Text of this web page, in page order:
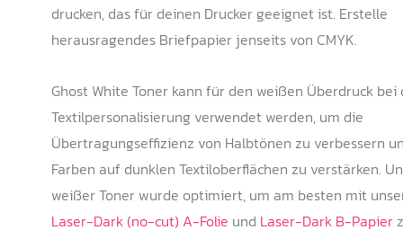
drucken, das für deinen Drucker geeignet ist. Erstelle
herausragendes Briefpapier jenseits von CMYK.
Ghost White Toner kann für den weißen Überdruck bei
Textilpersonalisierung verwendet werden, um die
Übertragungseffizienz von Halbtönen zu verbessern
Farben auf dunklen Textiloberflächen zu verstärken.
weißer Toner wurde optimiert, um am besten mit
Laser-Dark (no-cut) A-Folie und Laser-Dark B-Papier